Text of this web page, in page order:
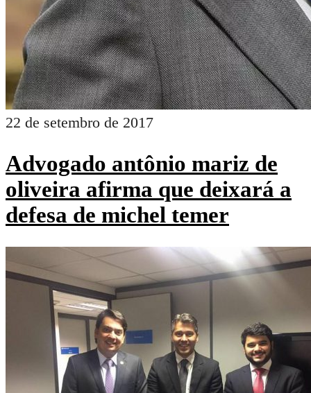
22 de setembro de 2017
Advogado antônio mariz de
oliveira afirma que deixará a
defesa de michel temer